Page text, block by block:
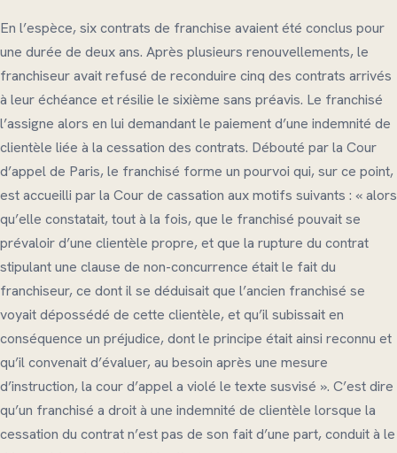
En l’espèce, six contrats de franchise avaient été conclus pour
une durée de deux ans. Après plusieurs renouvellements, le
franchiseur avait refusé de reconduire cinq des contrats arrivés
à leur échéance et résilie le sixième sans préavis. Le franchisé
l’assigne alors en lui demandant le paiement d’une indemnité de
clientèle liée à la cessation des contrats. Débouté par la Cour
d’appel de Paris, le franchisé forme un pourvoi qui, sur ce point,
est accueilli par la Cour de cassation aux motifs suivants : « alors
qu’elle constatait, tout à la fois, que le franchisé pouvait se
prévaloir d’une clientèle propre, et que la rupture du contrat
stipulant une clause de non-concurrence était le fait du
franchiseur, ce dont il se déduisait que l’ancien franchisé se
voyait dépossédé de cette clientèle, et qu’il subissait en
conséquence un préjudice, dont le principe était ainsi reconnu et
qu’il convenait d’évaluer, au besoin après une mesure
d’instruction, la cour d’appel a violé le texte susvisé ». C’est dire
qu’un franchisé a droit à une indemnité de clientèle lorsque la
cessation du contrat n’est pas de son fait d’une part, conduit à le